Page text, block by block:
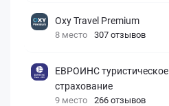
Oxy Travel Premium
8 место 307 отзывов
ЕВРОИНС туристическое
страхование
9 место 266 отзывов